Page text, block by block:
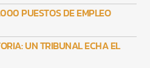
PUESTOS DE EMPLEO
UN TRIBUNAL ECHA EL